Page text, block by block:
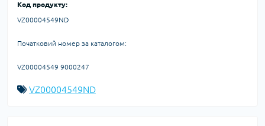
Код продукту:
VZ00004549ND
Початковий номер за каталогом:
VZ00004549 9000247
VZ00004549ND